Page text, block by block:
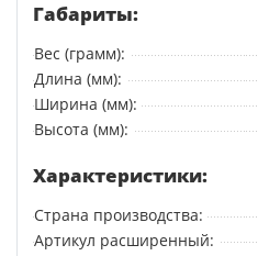
Габариты:
Вес (грамм):
Длина (мм):
Ширина (мм):
Высота (мм):
Характеристики:
Страна производства:
Артикул расширенный: